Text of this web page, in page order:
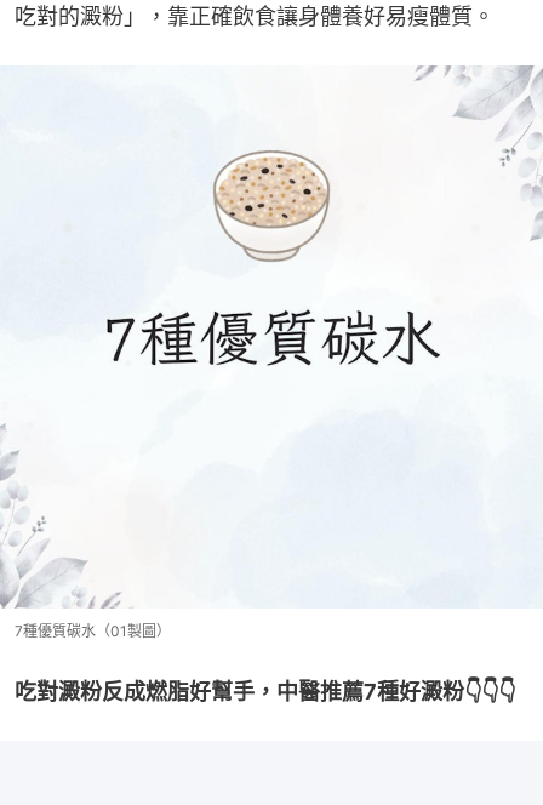
吃對的澱粉」，靠正確飲食讓身體養好易瘦體質。
7種優質碳水（01製圖）
吃對澱粉反成燃脂好幫手，中醫推薦7種好澱粉👇👇👇